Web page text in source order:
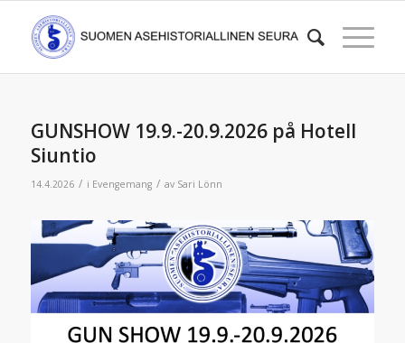
GUNSHOW 19.9.-20.9.2026 på Hotell
Siuntio
14.4.2026 / i Evengemang / av Sari Lönn